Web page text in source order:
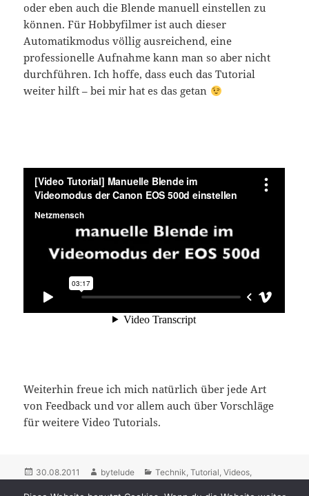
oder eben auch die Blende manuell einstellen zu
können. Für Hobbyfilmer ist auch dieser
Automatikmodus völlig ausreichend, eine
professionelle Aufnahme kann man so aber nicht
durchführen. Ich hoffe, dass euch das Tutorial
weiter hilft – bei mir hat es das getan
Weiterhin freue ich mich natürlich über jede Art
von Feedback und vor allem auch über Vorschläge
für weitere Video Tutorials.
Posted
30.08.2011 Author
bytelude Categories
Technik ,Tutorial ,Videos